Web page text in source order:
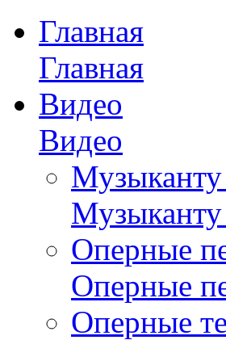
Главная
Главная
Видео
Видео
Оперные
Оперные
Оперные